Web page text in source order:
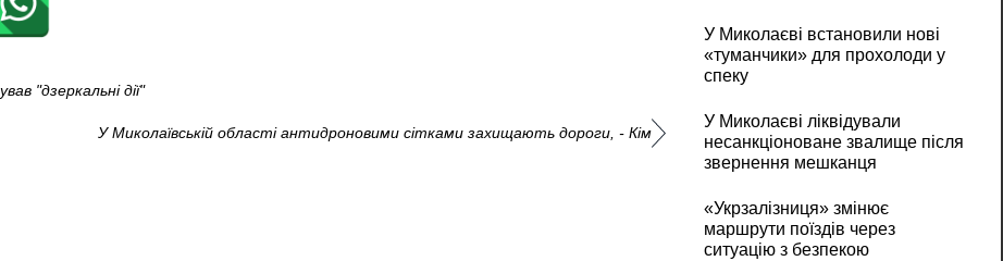
"дзеркальні дії"
У Миколаївській області антидроновими сітками захищають дороги, - Кім
У Миколаєві встановили нові
«туманчики» для прохолоди у
спеку
У Миколаєві ліквідували
несанкціоноване звалище після
звернення мешканця
«Укрзалізниця» змінює
маршрути поїздів через
ситуацію з безпекою